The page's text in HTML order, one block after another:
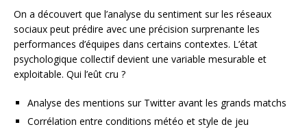
On a découvert que l’analyse du sentiment sur les réseaux
sociaux peut prédire avec une précision surprenante les
performances d’équipes dans certains contextes. L’état
psychologique collectif devient une variable mesurable et
exploitable. Qui l’eût cru ?
Analyse des mentions sur Twitter avant les grands matchs
Corrélation entre conditions météo et style de jeu